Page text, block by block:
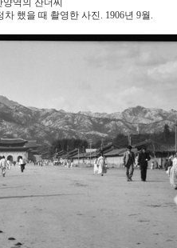
역의 잔더씨
했을 때 촬영한 사진. 1906년 9월.